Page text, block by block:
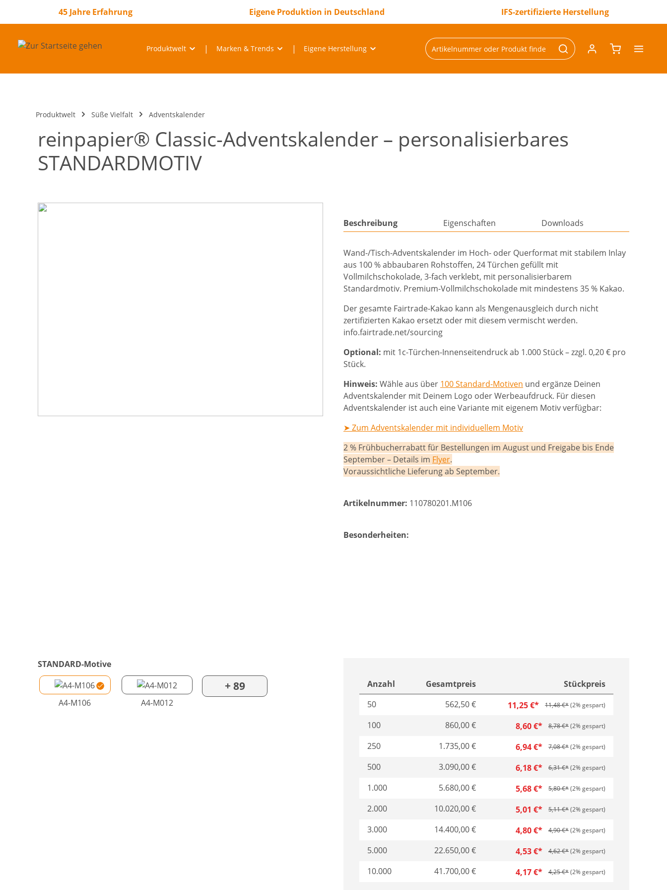
Zur Hauptnavigation springen
45 Jahre Erfahrung Eigene Produktion in Deutschland IFS-zertifizierte Herstellung
Produktwelt Marken & Trends Eigene Herstellung
Produktwelt Süße Vielfalt Adventskalender
reinpapier® Classic-Adventskalender – personalisierbares
STANDARDMOTIV
Bildergalerie überspringen
Beschreibung
Eigenschaften Downloads
Wand-/Tisch-Adventskalender im Hoch- oder Querformat mit stabilem Inlay
aus 100 % abbaubaren Rohstoffen, 24 Türchen gefüllt mit
Vollmilchschokolade, 3-fach verklebt, mit personalisierbarem
Standardmotiv. Premium-Vollmilchschokolade mit mindestens 35 % Kakao.
Der gesamte Fairtrade-Kakao kann als Mengenausgleich durch nicht
zertifizierten Kakao ersetzt oder mit diesem vermischt werden.
info.fairtrade.net/sourcing
Optional: mit 1c-Türchen-Innenseitendruck ab 1.000 Stück – zzgl. 0,20 € pro
Stück.
Hinweis: Wähle aus über 100 Standard-Motiven und ergänze Deinen
Adventskalender mit Deinem Logo oder Werbeaufdruck. Für diesen
Adventskalender ist auch eine Variante mit eigenem Motiv verfügbar:
➤ Zum Adventskalender mit individuellem Motiv
2 % Frühbucherrabatt für Bestellungen im August und Freigabe bis Ende
September – Details im Flyer.
Voraussichtliche Lieferung ab September.
Artikelnummer: 110780201.M106
Besonderheiten:
STANDARD-Motive
A4-M106 A4-M012
+ 89 Anzahl Gesamtpreis
Stückpreis
50
562,50 € 11,25 €* 11,48 €*(2% gespart)
100 860,00 € 8,60 €* 8,78 €*(2% gespart)
250 1.735,00 € 6,94 €* 7,08 €*(2% gespart)
500 3.090,00 € 6,18 €* 6,31 €*(2% gespart)
1.000 5.680,00 € 5,68 €* 5,80 €*(2% gespart)
2.000 10.020,00 € 5,01 €* 5,11 €*(2% gespart)
3.000 14.400,00 € 4,80 €* 4,90 €*(2% gespart)
5.000 22.650,00 € 4,53 €* 4,62 €*(2% gespart)
10.000 41.700,00 € 4,17 €* 4,25 €*(2% gespart)